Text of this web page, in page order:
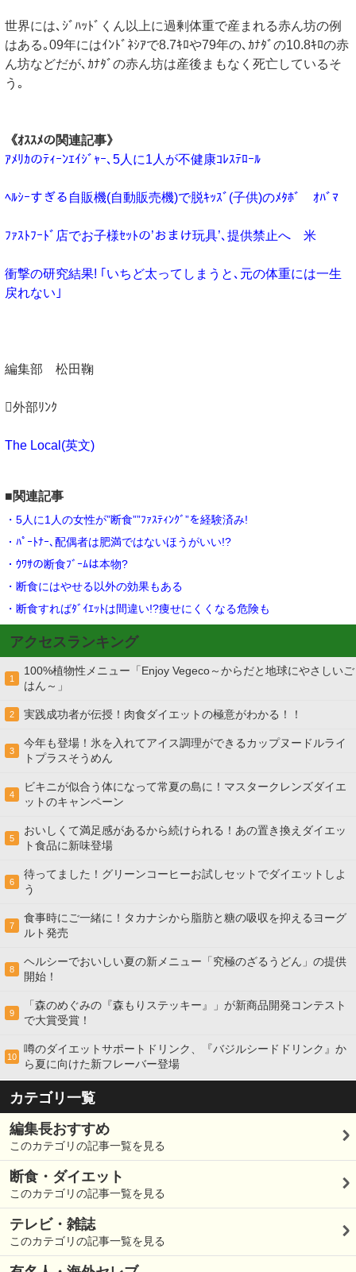
世界には､ｼﾞﾊｯﾄﾞくん以上に過剰体重で産まれる赤ん坊の例
はある｡09年にはｲﾝﾄﾞﾈｼｱで8.7ｷﾛや79年の､ｶﾅﾀﾞの10.8ｷﾛの赤
ん坊などだが､ｶﾅﾀﾞの赤ん坊は産後まもなく死亡しているそ
う｡
《ｵｽｽﾒの関連記事》
ｱﾒﾘｶのﾃｨｰﾝｴｲｼﾞｬｰ､5人に1人が不健康ｺﾚｽﾃﾛｰﾙ
ﾍﾙｼｰすぎる自販機(自動販売機)で脱ｷｯｽﾞ(子供)のﾒﾀﾎﾞ ｵﾊﾞﾏ
ﾌｧｽﾄﾌｰﾄﾞ店でお子様ｾｯﾄの’おまけ玩具’､提供禁止へ 米
衝撃の研究結果! ｢いちど太ってしまうと､元の体重には一生
戻れない｣
編集部 松田鞠
外部ﾘﾝｸ
The Local(英文)
■関連記事
・5人に1人の女性が”断食””ﾌｧｽﾃｨﾝｸﾞ”を経験済み!
・ﾊﾟｰﾄﾅｰ､配偶者は肥満ではないほうがいい!?
・ｳﾜｻの断食ﾌﾞｰﾑは本物?
・断食にはやせる以外の効果もある
・断食すればﾀﾞｲｴｯﾄは間違い!?痩せにくくなる危険も
アクセスランキング
1
100%植物性メニュー「Enjoy Vegeco～からだと地球にやさしいご
はん～」
2 実践成功者が伝授！肉食ダイエットの極意がわかる！！
3
今年も登場！氷を入れてアイス調理ができるカップヌードルライ
トプラスそうめん
4
ビキニが似合う体になって常夏の島に！マスタークレンズダイエ
ットのキャンペーン
5
おいしくて満足感があるから続けられる！あの置き換えダイエッ
ト食品に新味登場
6
待ってました！グリーンコーヒーお試しセットでダイエットしよ
う
7
食事時にご一緒に！タカナシから脂肪と糖の吸収を抑えるヨーグ
ルト発売
8
ヘルシーでおいしい夏の新メニュー「究極のざるうどん」の提供
開始！
9
「森のめぐみの『森もりステッキー』」が新商品開発コンテスト
で大賞受賞！
10
噂のダイエットサポートドリンク、『バジルシードドリンク』か
ら夏に向けた新フレーバー登場
カテゴリ一覧
編集長おすすめ
このカテゴリの記事一覧を見る
断食・ダイエット
このカテゴリの記事一覧を見る
テレビ・雑誌
このカテゴリの記事一覧を見る